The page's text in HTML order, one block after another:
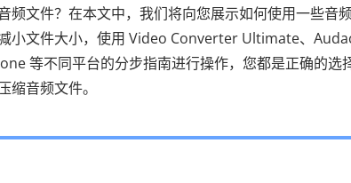
文件？在本文中，我们将向您展示如何使用一些音
小文件大小，使用 Video Converter Ultimate、
等不同平台的分步指南进行操作，您都是正确的选
音频文件。